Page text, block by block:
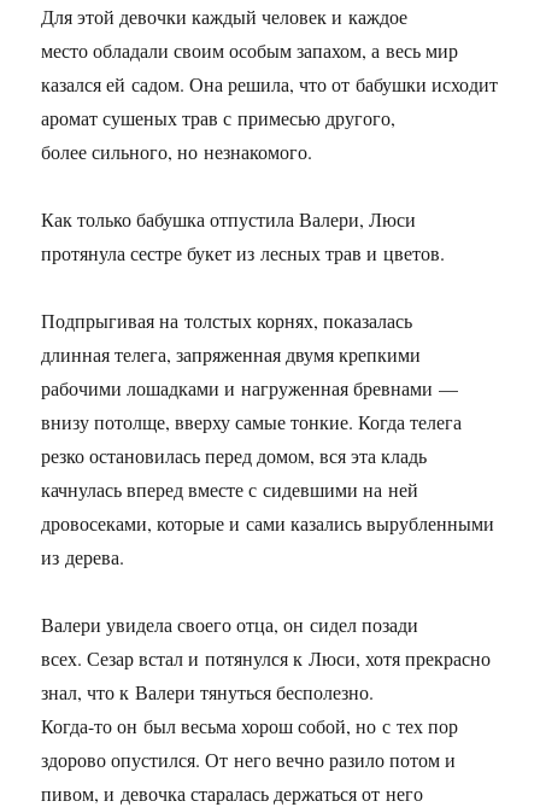
Для этой девочки каждый человек и каждое
место обладали своим особым запахом, а весь мир
казался ей садом. Она решила, что от бабушки исходит
аромат сушеных трав с примесью другого,
более сильного, но незнакомого.
Как только бабушка отпустила Валери, Люси
протянула сестре букет из лесных трав и цветов.
Подпрыгивая на толстых корнях, показалась
длинная телега, запряженная двумя крепкими
рабочими лошадками и нагруженная бревнами —
внизу потолще, вверху самые тонкие. Когда телега
резко остановилась перед домом, вся эта кладь
качнулась вперед вместе с сидевшими на ней
дровосеками, которые и сами казались вырубленными
из дерева.
Валери увидела своего отца, он сидел позади
всех. Сезар встал и потянулся к Люси, хотя прекрасно
знал, что к Валери тянуться бесполезно.
Когда-то он был весьма хорош собой, но с тех пор
здорово опустился. От него вечно разило потом и
пивом, и девочка старалась держаться от него